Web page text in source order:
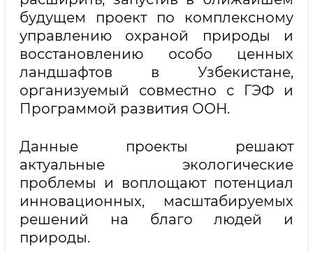
будущем проект по комплексному
управлению охраной природы и
восстановлению особо ценных
ландшафтов в Узбекистане,
организуемый совместно с ГЭФ и
Программой развития ООН.
Данные проекты решают
актуальные экологические
проблемы и воплощают потенциал
инновационных, масштабируемых
решений на благо людей и
природы.